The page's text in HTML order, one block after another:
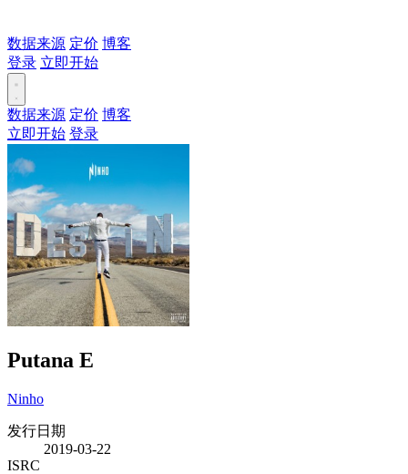
数据来源 定价 博客
登录 立即开始
数据来源 定价 博客
立即开始 登录
Putana E
Ninho
发行日期
2019-03-22
ISRC